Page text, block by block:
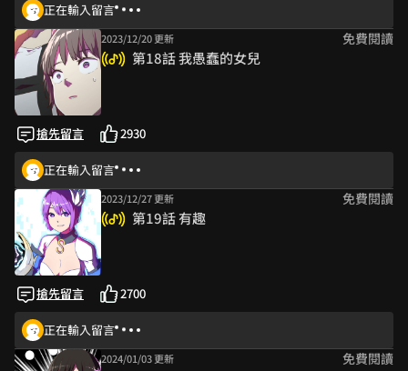
正在輸入留言
2023/12/20 更新 免費閱讀
第18話 我愚蠢的女兒
搶先留言 2930
正在輸入留言
2023/12/27 更新 免費閱讀
第19話 有趣
搶先留言 2700
正在輸入留言
2024/01/03 更新 免費閱讀